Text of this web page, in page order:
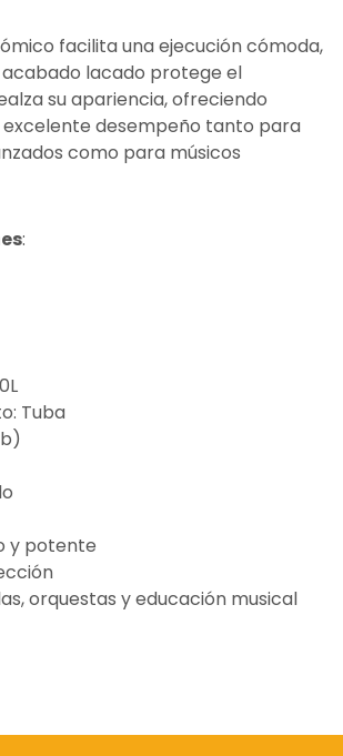
facilita una ejecución cómoda,
lacado protege el
su apariencia, ofreciendo
excelente desempeño tanto para
como para músicos
:
Tuba
y potente
orquestas y educación musical